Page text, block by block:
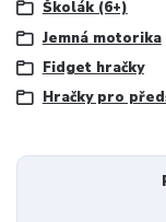
Školák (6+)
Jemná motorika
Fidget hračky
Hračky pro